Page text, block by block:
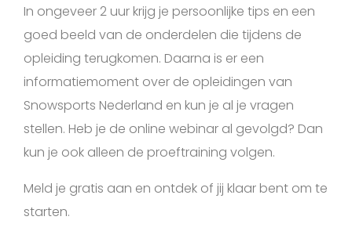
In ongeveer 2 uur krijg je persoonlijke tips en een
goed beeld van de onderdelen die tijdens de
opleiding terugkomen. Daarna is er een
informatiemoment over de opleidingen van
Snowsports Nederland en kun je al je vragen
stellen. Heb je de online webinar al gevolgd? Dan
kun je ook alleen de proeftraining volgen.
Meld je gratis aan en ontdek of jij klaar bent om te
starten.